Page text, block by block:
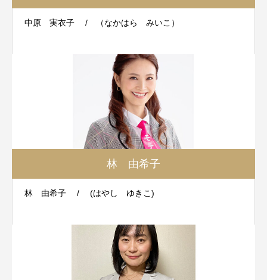
中原 実衣子 / （なかはら みいこ）
林 由希子
林 由希子 / (はやし ゆきこ)